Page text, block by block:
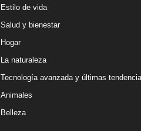
Estilo de vida
Salud y bienestar
Hogar
La naturaleza
Tecnología avanzada y últimas
Animales
Belleza